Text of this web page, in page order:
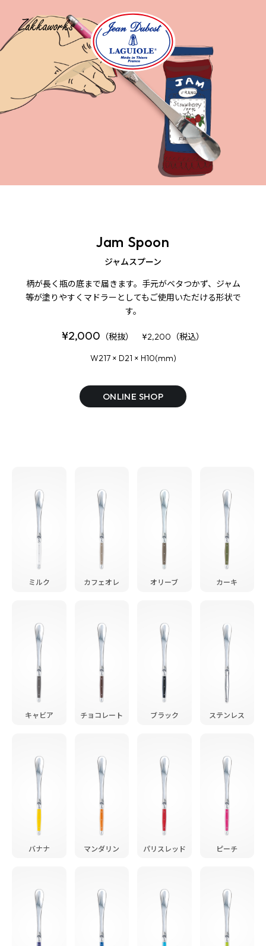
Jam Spoon
ジャムスプーン
柄が長く瓶の底まで届きます。手元がベタつかず、 ジャム
等が塗りやすくマドラーとしてもご使用いただける形状で
す。
¥2,000 （税抜） ¥2,200（税込）
W217 × D21 × H10(mm)
ONLINE SHOP
ミルク カフェオレ オリーブ カーキ
キャビア チョコレート ブラック ステンレス
バナナ マンダリン パリスレッド ピーチ